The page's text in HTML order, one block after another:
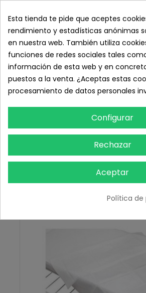
Cubrecamillas CON goma
cm. 10 unid.
10,00 € sin IVA
Añadir Al Carrito
Esta tienda te pide que aceptes
rendimiento y estadísticas anónimas
en nuestra web. También utiliza
funciones de redes sociales tales
información de esta web y en
puestos a la venta. ¿Aceptas estas
procesamiento de datos personales
Configurar
Rechazar
Aceptar
Política de